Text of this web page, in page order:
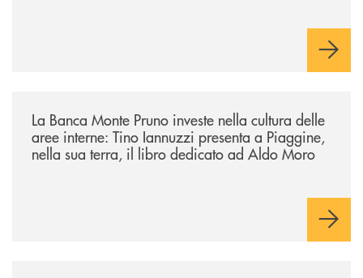
La Banca Monte Pruno investe nella cultura delle
aree interne: Tino Iannuzzi presenta a Piaggine,
nella sua terra, il libro dedicato ad Aldo Moro